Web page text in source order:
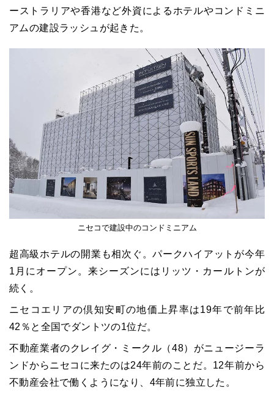
ーストラリアや香港など外資によるホテルやコンドミニ
アムの建設ラッシュが起きた。
ニセコで建設中のコンドミニアム
超高級ホテルの開業も相次ぐ。パークハイアットが今年
1月にオープン。来シーズンにはリッツ・カールトンが
続く。
ニセコエリアの倶知安町の地価上昇率は19年で前年比
42％と全国でダントツの1位だ。
不動産業者のクレイグ・ミークル（48）がニュージーラ
ンドからニセコに来たのは24年前のことだ。12年前から
不動産会社で働くようになり、4年前に独立した。